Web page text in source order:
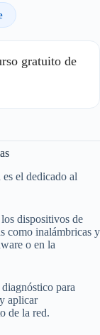
gratuito de
el dedicado al
dispositivos de
como inalámbricas y
o en la
para
aplicar
de la red.